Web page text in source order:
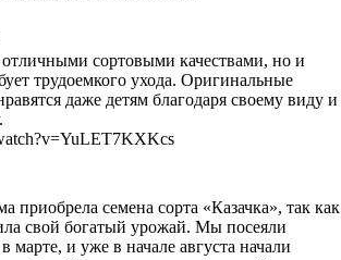
отличными сортовыми качествами, но и
трудоемкого ухода. Оригинальные
даже детям благодаря своему виду и
приобрела семена сорта «Казачка», так как
свой богатый урожай. Мы посеяли
марте, и уже в начале августа начали